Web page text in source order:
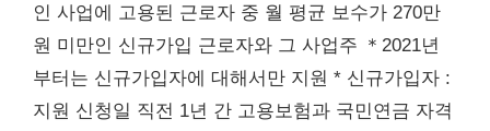
인 사업에 고용된 근로자 중 월 평균 보수가 270만
원 미만인 신규가입 근로자와 그 사업주 ＊2021년
부터는 신규가입자에 대해서만 지원 * 신규가입자 :
지원 신청일 직전 1년 간 고용보험과 국민연금 자격